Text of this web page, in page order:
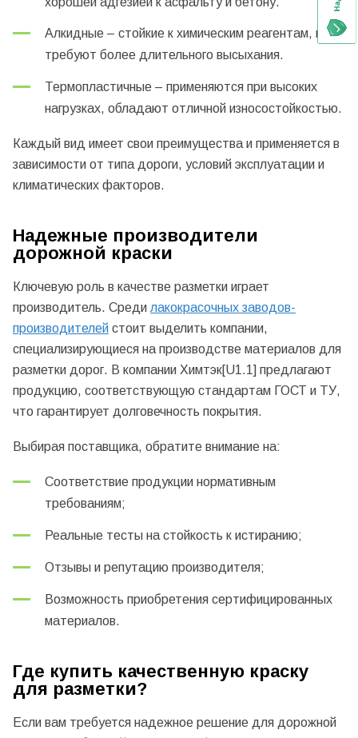
Алкидные – стойкие к химическим реагентам, но
требуют более длительного высыхания.
Термопластичные – применяются при высоких
нагрузках, обладают отличной износостойкостью.
Каждый вид имеет свои преимущества и применяется в
зависимости от типа дороги, условий эксплуатации и
климатических факторов.
Надежные производители
дорожной краски
Ключевую роль в качестве разметки играет
производитель. Среди лакокрасочных заводов-
производителей стоит выделить компании,
специализирующиеся на производстве материалов для
разметки дорог. В компании Химтэк[U1.1] предлагают
продукцию, соответствующую стандартам ГОСТ и ТУ,
что гарантирует долговечность покрытия.
Выбирая поставщика, обратите внимание на:
Соответствие продукции нормативным
требованиям;
Реальные тесты на стойкость к истиранию;
Отзывы и репутацию производителя;
Возможность приобретения сертифицированных
материалов.
Где купить качественную краску
для разметки?
Если вам требуется надежное решение для дорожной